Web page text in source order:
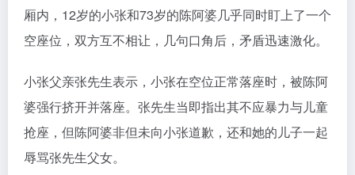
厢内，12岁的小张和73岁的陈阿婆几乎同时盯上了一个
空座位，双方互不相让，几句口角后，矛盾迅速激化。
小张父亲张先生表示，小张在空位正常落座时，被陈阿
婆强行挤开并落座。张先生当即指出其不应暴力与儿童
抢座，但陈阿婆非但未向小张道歉，还和她的儿子一起
辱骂张先生父女。